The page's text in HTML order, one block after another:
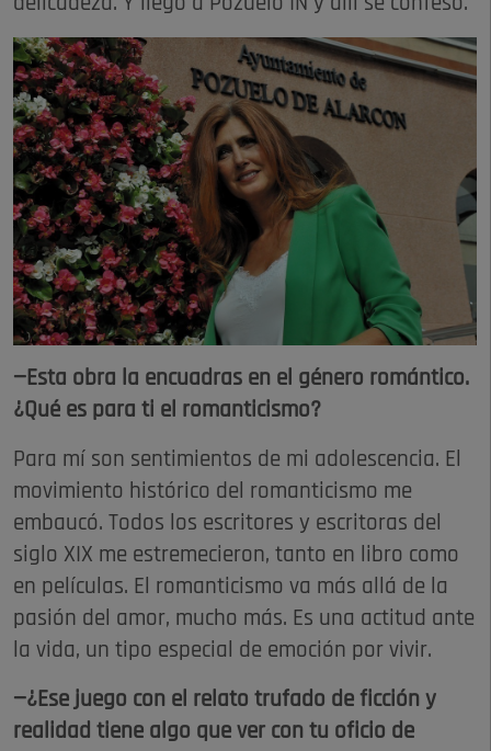
—Esta obra la encuadras en el género romántico.
¿Qué es para ti el romanticismo?
Para mí son sentimientos de mi adolescencia. El
movimiento histórico del romanticismo me
embaucó. Todos los escritores y escritoras del
siglo XIX me estremecieron, tanto en libro como
en películas. El romanticismo va más allá de la
pasión del amor, mucho más. Es una actitud ante
la vida, un tipo especial de emoción por vivir.
—¿Ese juego con el relato trufado de ficción y
realidad tiene algo que ver con tu oficio de